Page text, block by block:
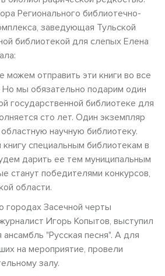
Регионального библиотечно-
заведующая Тульской
библиотекой для слепых Елена
отправить эти книги во все
Но мы обязательно подарим один
государственной библиотеке для
сто лет. Один экземпляр
научную библиотеку.
специальным библиотекам в
дарить ее тем муниципальным
станут победителями конкурсов,
области.
городах Засечной черты
Игорь Копытов, выступил
"Русская песня". А для
на мероприятие, провели
залу.